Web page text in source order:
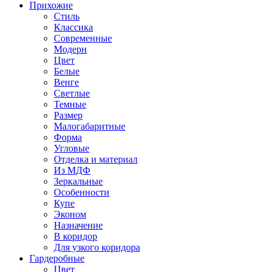
Прихожие
Стиль
Классика
Современные
Модерн
Цвет
Белые
Венге
Светлые
Темные
Размер
Малогабаритные
Форма
Угловые
Отделка и материал
Из МДФ
Зеркальные
Особенности
Купе
Эконом
Назначение
В коридор
Для узкого коридора
Гардеробные
Цвет